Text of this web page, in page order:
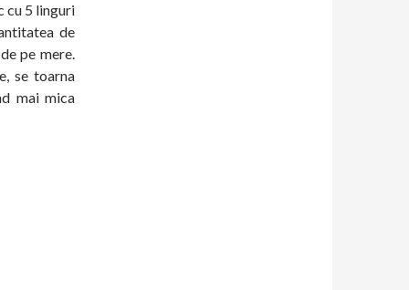
cu 5 linguri
de
pe mere.
se toarna
mai mica